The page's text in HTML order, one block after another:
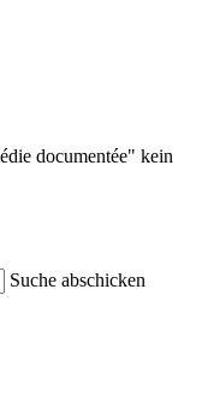
documentée" kein
Suche abschicken